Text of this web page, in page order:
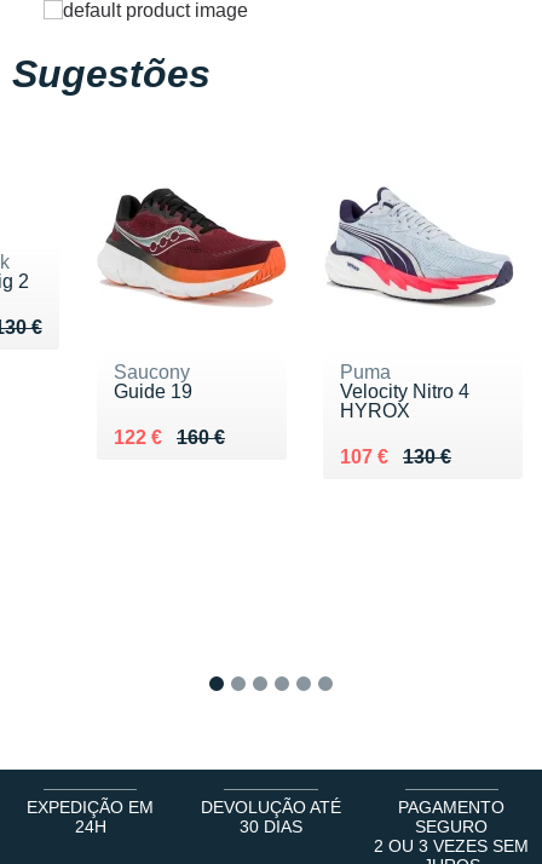
Sugestões
2
€
130 €
€
Saucony
Guide 19
160 €
Au lieu de 160 €
122 €
Vendu 122 €
Puma
Velocity Nitro 4
HYROX
130 €
Au lieu de 130 €
107 €
Vendu 107 €
EXPEDIÇÃO EM
24H
DEVOLUÇÃO ATÉ
30 DIAS
PAGAMENTO
SEGURO
2 OU 3 VEZES SEM